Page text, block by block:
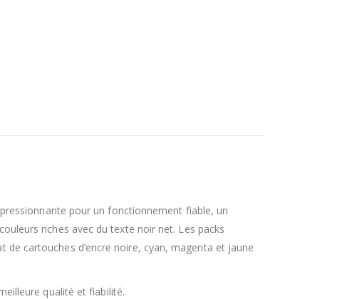
pour un fonctionnement fiable, un
riches avec du texte noir net. Les packs
cartouches d’encre noire, cyan, magenta et jaune
qualité et fiabilité.